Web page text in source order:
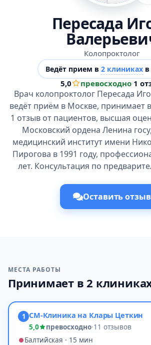
Пересада
Колопроктолог
Ведёт прием в 2 клиникахв
5,0 превосходно·1
Врач колопроктолог Пересада
ведёт приём в Москве, принимает
1 отзыв от пациентов, высшая
Московский ордена Ленина
медицинский институт имени
Пирогова в 1991 году,
лет. Консультация по
Оставить отзыв
МЕСТА РАБОТЫ
Принимает в 2
1 СМ-Клиника на Клары Цеткин
5,0 превосходно·11 отзывов
Балтийская · 15 мин